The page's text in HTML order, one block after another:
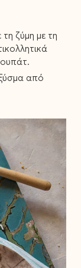
ζύμη με τη
από